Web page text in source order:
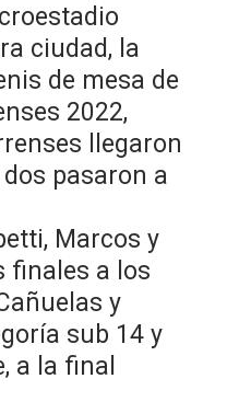
ciudad, la
de mesa de
2022,
llegaron
pasaron a
Marcos y
finales a los
y
sub 14 y
a la final